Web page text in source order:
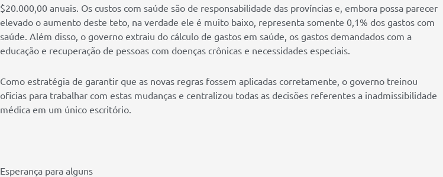
$20.000,00 anuais. Os custos com saúde são de responsabilidade das províncias e, embora possa parecer
elevado o aumento deste teto, na verdade ele é muito baixo, representa somente 0,1% dos gastos com
saúde. Além disso, o governo extraiu do cálculo de gastos em saúde, os gastos demandados com a
educação e recuperação de pessoas com doenças crônicas e necessidades especiais.
Como estratégia de garantir que as novas regras fossem aplicadas corretamente, o governo treinou
oficias para trabalhar com estas mudanças e centralizou todas as decisões referentes a inadmissibilidade
médica em um único escritório.
Esperança para alguns